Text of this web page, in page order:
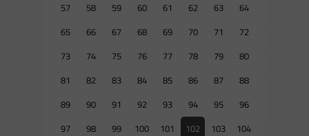
57
58 59 60 61 62 63
64
65
66 67 68 69 70 71
72
73
74 75 76 77 78 79
80
81
82 83 84 85 86 87
88
89
90 91 92 93 94 95
96
97
98 99 100 101 102 103
104